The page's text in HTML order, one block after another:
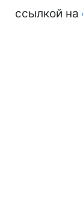
ссылкой на